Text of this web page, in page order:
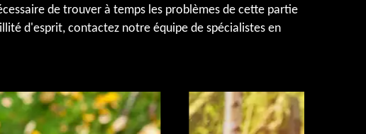
de trouver à temps les problèmes de cette partie
d'esprit, contactez notre équipe de spécialistes en